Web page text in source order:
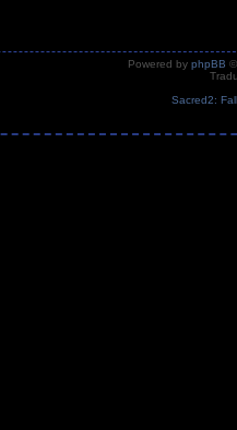
Powered by phpBB
Sacred2: